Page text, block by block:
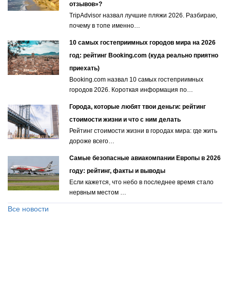
отзывов»?
TripAdvisor назвал лучшие пляжи 2026. Разбираю,
почему в топе именно…
10 самых гостеприимных городов мира на 2026
год: рейтинг Booking.com (куда реально приятно
приехать)
Booking.com назвал 10 самых гостеприимных
городов 2026. Короткая информация по…
Города, которые любят твои деньги: рейтинг
стоимости жизни и что с ним делать
Рейтинг стоимости жизни в городах мира: где жить
дороже всего…
Самые безопасные авиакомпании Европы в 2026
году: рейтинг, факты и выводы
Если кажется, что небо в последнее время стало
нервным местом …
Все новости